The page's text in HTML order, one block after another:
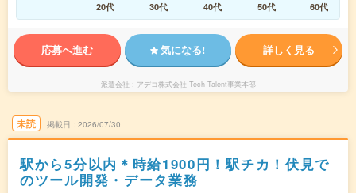
20代
30代 40代 50代 60代
応募へ進む 気になる! 詳しく見る
派遣会社 アデコ株式会社 Tech Talent事業本部
未読 掲載日 2026/07/30
駅から5分以内＊時給1900円！駅チカ！伏見で
のツール開発・データ業務